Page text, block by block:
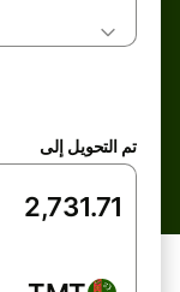
تم التحويل إلى